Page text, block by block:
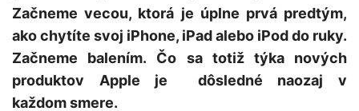
Začneme vecou, ktorá je úplne prvá predtým,
ako chytíte svoj iPhone, iPad alebo iPod do ruky.
Začneme balením. Čo sa totiž týka nových
produktov Apple je dôsledné naozaj v
každom smere.